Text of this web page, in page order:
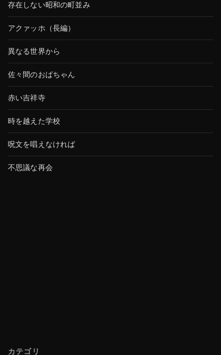
存在しない昭和の町並み
アクァッホ（長編）
異なる世界から
佐々間のおばちゃん
赤い吉祥寺
時を越えた学校
呪文を唱えなければ
不思議な再会
カテゴリ